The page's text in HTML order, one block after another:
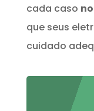
cada caso
que seus
cuidado